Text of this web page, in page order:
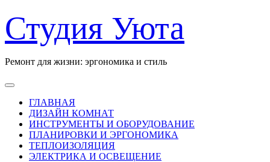
к
содержанию
Студия Уюта
Ремонт для жизни: эргономика и стиль
ГЛАВНАЯ
ДИЗАЙН КОМНАТ
ИНСТРУМЕНТЫ И ОБОРУДОВАНИЕ
ПЛАНИРОВКИ И ЭРГОНОМИКА
ТЕПЛОИЗОЛЯЦИЯ
ЭЛЕКТРИКА И ОСВЕЩЕНИЕ